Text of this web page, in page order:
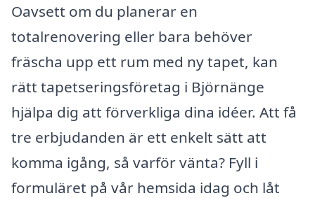
Oavsett om du planerar en
totalrenovering eller bara behöver
fräscha upp ett rum med ny tapet, kan
rätt tapetseringsföretag i Björnänge
hjälpa dig att förverkliga dina idéer. Att få
tre erbjudanden är ett enkelt sätt att
komma igång, så varför vänta? Fyll i
formuläret på vår hemsida idag och låt